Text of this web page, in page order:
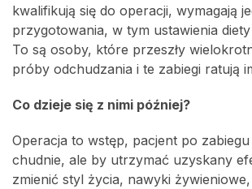
kwalifikują się do operacji, wymagają
przygotowania, w tym ustawienia
To są osoby, które przeszły
próby odchudzania i te zabiegi ratują
Co dzieje się z nimi później?
Operacja to wstęp, pacjent po
chudnie, ale by utrzymać uzyskany
zmienić styl życia, nawyki